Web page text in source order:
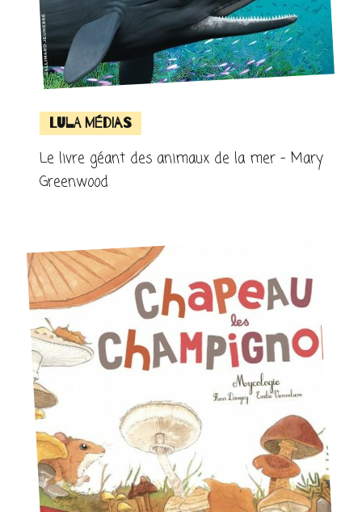
Lula Médias
Le livre géant des animaux de la mer – Mary
Greenwood